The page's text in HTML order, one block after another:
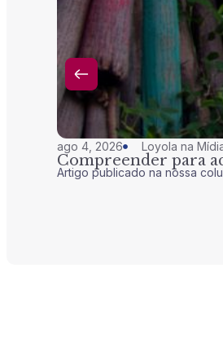
ago 4, 2026 Loyola na
Compreender para
Artigo publicado na nossa